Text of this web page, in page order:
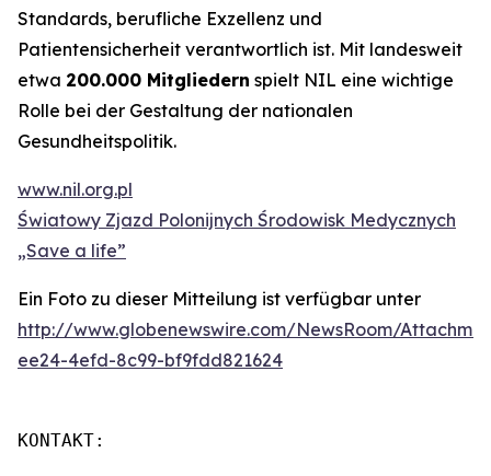
Standards, berufliche Exzellenz und
Patientensicherheit verantwortlich ist. Mit landesweit
etwa 200.000 Mitgliedern spielt NIL eine wichtige
Rolle bei der Gestaltung der nationalen
Gesundheitspolitik.
www.nil.org.pl
Światowy Zjazd Polonijnych Środowisk Medycznych
„Save a life”
Ein Foto zu dieser Mitteilung ist verfügbar unter
http://www.globenewswire.com/NewsRoom/
ee24-4efd-8c99-bf9fdd821624
KONTAKT: